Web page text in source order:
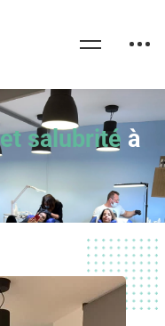
salubrité à